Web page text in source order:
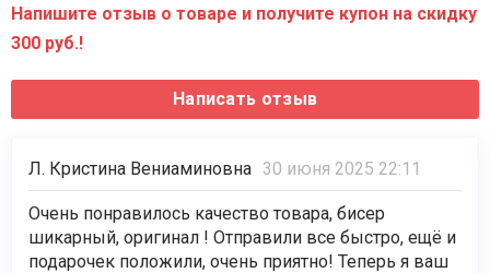
Напишите отзыв о товаре и получите купон на скидку
300 руб.!
Л. Кристина Вениаминовна 30 июня 2025 22:11
Очень понравилось качество товара, бисер
шикарный, оригинал ! Отправили все быстро, ещё и
подарочек положили, очень приятно! Теперь я ваш